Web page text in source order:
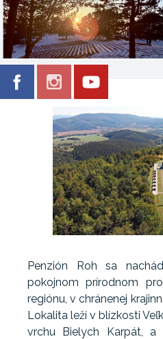
Penzión Roh sa
pokojnom prírodnom
regiónu, v chránenej
Lokalita leží v blízkosti
vrchu Bielych Karpát, a